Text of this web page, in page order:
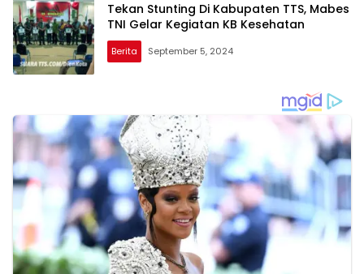
Tekan Stunting Di Kabupaten TTS, Mabes
TNI Gelar Kegiatan KB Kesehatan
Berita September 5, 2024